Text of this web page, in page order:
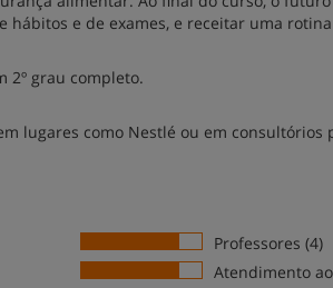
hábitos e de exames, e receitar uma
2º grau completo.
lugares como Nestlé ou em consultórios
Professores (4)
Atendimento